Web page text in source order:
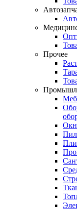
Прочее